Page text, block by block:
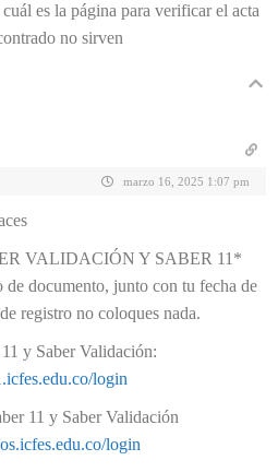
es la página para verificar el acta
no sirven
marzo 16, 2025 1:07 pm
VALIDACIÓN Y SABER 11*
documento, junto con tu fecha de
registro no coloques nada.
y Saber Validación:
login
11 y Saber Validación
login